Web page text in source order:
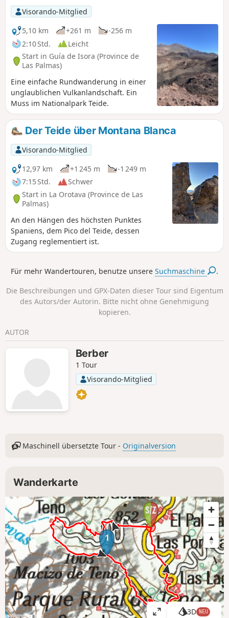
Visorando-Mitglied
5,10 km
+261 m
-256 m
2:10 Std.
Leicht
Start in Guía de Isora (Province de
Las Palmas)
Eine einfache Rundwanderung in einer
unglaublichen Vulkanlandschaft. Ein
Muss im Nationalpark Teide.
Der Teide über Montana Blanca
Visorando-Mitglied
12,97 km
+1 245 m
-1 249 m
7:15 Std.
Schwer
Start in La Orotava (Province de Las
Palmas)
An den Hängen des höchsten Punktes
Spaniens, dem Pico del Teide, dessen
Zugang reglementiert ist.
Für mehr Wandertouren, benutze unsereSuchmaschine .
Die Beschreibungen und GPX-Daten dieser Tour sind Eigentum
des Autors/der Autorin. Bitte nicht ohne Genehmigung
kopieren.
AUTOR
Berber
1 Tour
Visorando-Mitglied
Maschinell übersetzte Tour - Originalversion
Wanderkarte
1
3D NEU